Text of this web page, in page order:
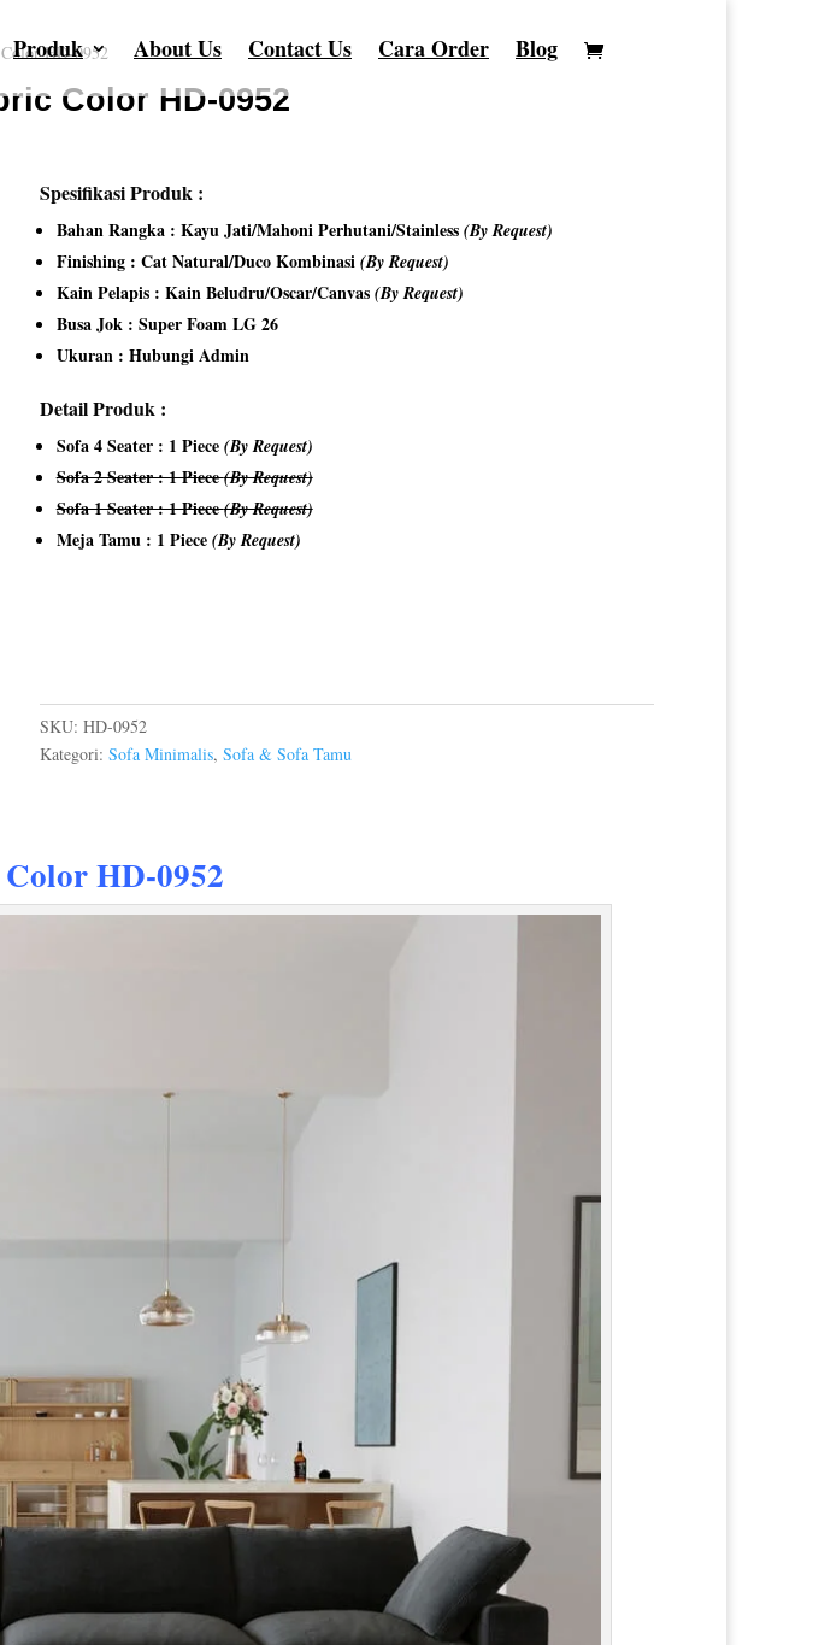
Produk About Us Contact Us Cara Order Blog
HD-0952
Color HD-0952
Spesifikasi Produk :
Bahan Rangka : Kayu Jati/Mahoni Perhutani/Stainless (By Request)
Finishing : Cat Natural/Duco Kombinasi (By Request)
Kain Pelapis : Kain Beludru/Oscar/Canvas (By Request)
Busa Jok : Super Foam LG 26
Ukuran : Hubungi Admin
Detail Produk :
Sofa 4 Seater : 1 Piece (By Request)
Sofa 2 Seater : 1 Piece(By Request)
Sofa 1 Seater : 1 Piece(By Request)
Meja Tamu : 1 Piece (By Request)
SKU: HD-0952
Kategori: Sofa Minimalis, Sofa & Sofa Tamu
HD-0952